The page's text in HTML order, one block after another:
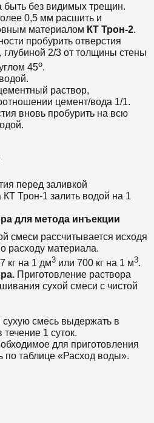
быть без видимых трещин.
0,5 мм расшить и
материалом КТ Трон-2.
пробурить отверстия
2/3 от толщины стены
45о.
раствор,
цемент/вода 1/1.
вновь пробурить на всю
перед заливкой
Трон-1 залить водой на 1
для метода инъекции
смеси рассчитывается исходя
расходу материала.
кг на 1 дм3 или 700 кг на 1 м3.
Приготовление раствора
сухой смеси с чистой
смесь выдержать в
1 суток.
для приготовления
по таблице «Расход воды».